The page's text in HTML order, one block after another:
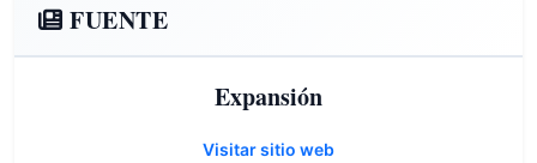
FUENTE
Expansión
Visitar sitio web